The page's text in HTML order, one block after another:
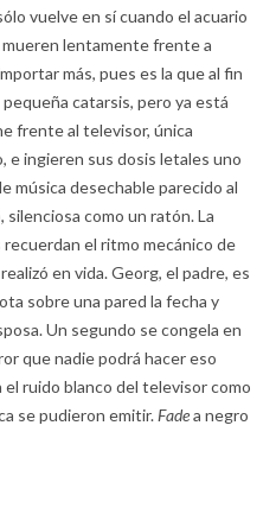
vuelve en sí cuando el acuario
lentamente frente a
más, pues es la que al fin
catarsis, pero ya está
frente al televisor, única
e ingieren sus dosis letales uno
música desechable parecido al
silenciosa como un ratón. La
el ritmo mecánico de
en vida. Georg, el padre, es
sobre una pared la fecha y
Un segundo se congela en
que nadie podrá hacer eso
ruido blanco del televisor como
se pudieron emitir.Fadea negro